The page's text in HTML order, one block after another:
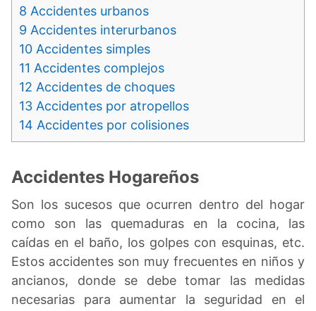
8 Accidentes urbanos
9 Accidentes interurbanos
10 Accidentes simples
11 Accidentes complejos
12 Accidentes de choques
13 Accidentes por atropellos
14 Accidentes por colisiones
Accidentes Hogareños
Son los sucesos que ocurren dentro del hogar
como son las quemaduras en la cocina, las
caídas en el baño, los golpes con esquinas, etc.
Estos accidentes son muy frecuentes en niños y
ancianos, donde se debe tomar las medidas
necesarias para aumentar la seguridad en el